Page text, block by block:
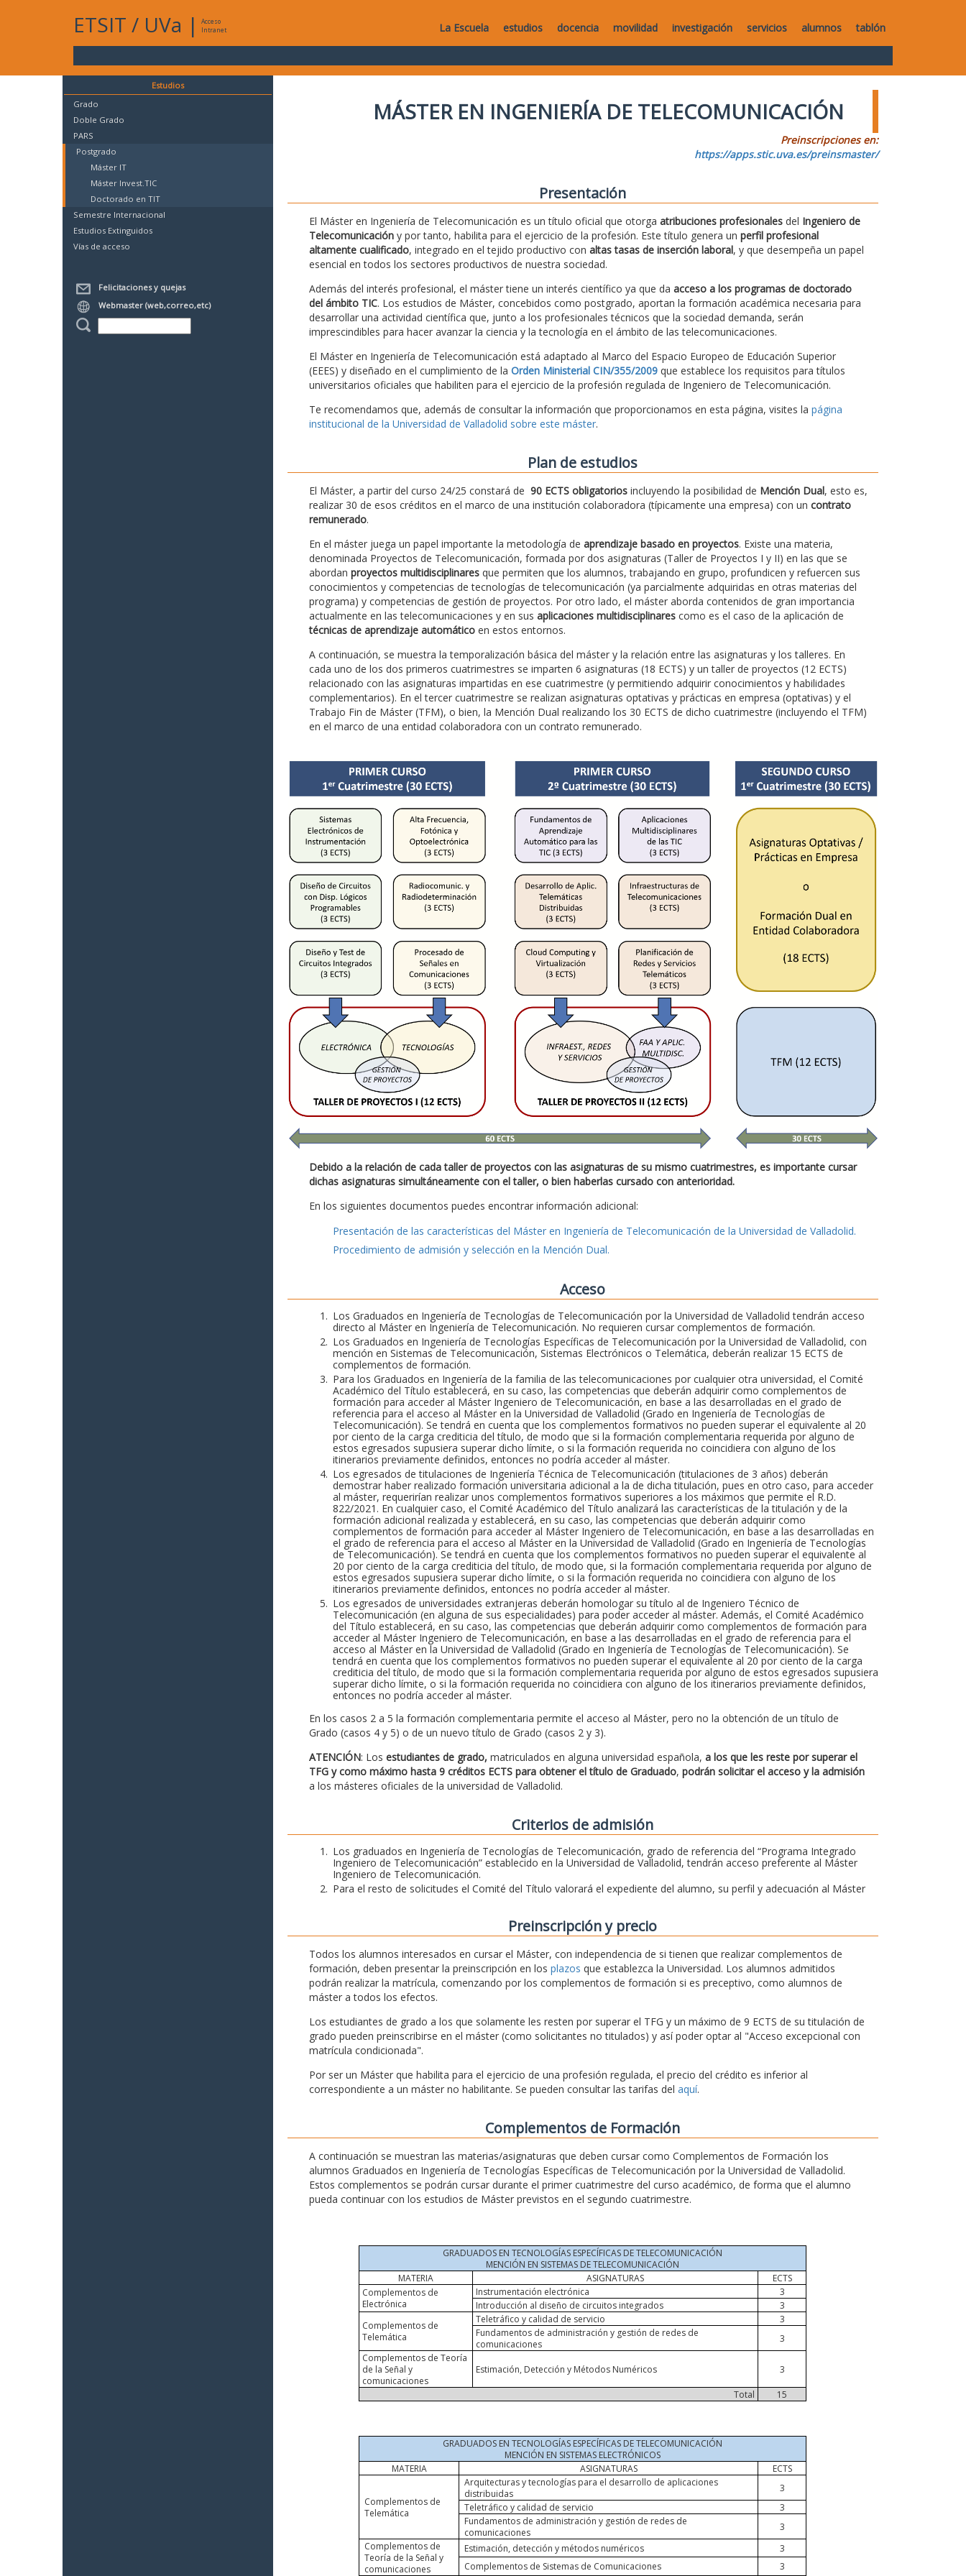
ETSIT / UVa |
Acceso
Intranet
La Escuela estudios docencia movilidad investigación servicios alumnos tablón
Estudios
Grado
Doble Grado
PARS
Postgrado
Máster IT
Máster Invest.TIC
Doctorado en TIT
Semestre Internacional
Estudios Extinguidos
Vías de acceso
Felicitaciones y quejas
Webmaster (web,correo,etc)
MÁSTER EN INGENIERÍA DE TELECOMUNICACIÓN
Preinscripciones en:
https://apps.stic.uva.es/preinsmaster/
Presentación
El Máster en Ingeniería de Telecomunicación es un título oficial que otorga atribuciones profesionalesdel Ingeniero de
Telecomunicacióny por tanto, habilita para el ejercicio de la profesión. Este título genera un perfil profesional
altamente cualificado, integrado en el tejido productivo con altas tasas de inserción laboral, y que desempeña un papel
esencial en todos los sectores productivos de nuestra sociedad.
Además del interés profesional, el máster tiene un interés científico ya que da acceso a los programas de doctorado
del ámbito TIC. Los estudios de Máster, concebidos como postgrado, aportan la formación académica necesaria para
desarrollar una actividad científica que, junto a los profesionales técnicos que la sociedad demanda, serán
imprescindibles para hacer avanzar la ciencia y la tecnología en el ámbito de las telecomunicaciones.
El Máster en Ingeniería de Telecomunicación está adaptado al Marco del Espacio Europeo de Educación Superior
(EEES) y diseñado en el cumplimiento de la Orden Ministerial CIN/355/2009que establece los requisitos para títulos
universitarios oficiales que habiliten para el ejercicio de la profesión regulada de Ingeniero de Telecomunicación.
Te recomendamos que, además de consultar la información que proporcionamos en esta página, visites la página
institucional de la Universidad de Valladolid sobre este máster.
Plan de estudios
El Máster, a partir del curso 24/25 constará de 90 ECTS obligatorios incluyendo la posibilidad de Mención Dual, esto es,
realizar 30 de esos créditos en el marco de una institución colaboradora (típicamente una empresa) con un contrato
remunerado.
En el máster juega un papel importante la metodología de aprendizaje basado en proyectos. Existe una materia,
denominada Proyectos de Telecomunicación, formada por dos asignaturas (Taller de Proyectos I y II) en las que se
abordan proyectos multidisciplinaresque permiten que los alumnos, trabajando en grupo, profundicen y refuercen sus
conocimientos y competencias de tecnologías de telecomunicación (ya parcialmente adquiridas en otras materias del
programa) y competencias de gestión de proyectos. Por otro lado, el máster aborda contenidos de gran importancia
actualmente en las telecomunicaciones y en sus aplicaciones multidisciplinarescomo es el caso de la aplicación de
técnicas de aprendizaje automáticoen estos entornos.
A continuación, se muestra la temporalización básica del máster y la relación entre las asignaturas y los talleres. En
cada uno de los dos primeros cuatrimestres se imparten 6 asignaturas (18 ECTS) y un taller de proyectos (12 ECTS)
relacionado con las asignaturas impartidas en ese cuatrimestre (y permitiendo adquirir conocimientos y habilidades
complementarios). En el tercer cuatrimestre se realizan asignaturas optativas y prácticas en empresa (optativas) y el
Trabajo Fin de Máster (TFM), o bien, la Mención Dual realizando los 30 ECTS de dicho cuatrimestre (incluyendo el TFM)
en el marco de una entidad colaboradora con un contrato remunerado.
Debido a la relación de cada taller de proyectos con las asignaturas de su mismo cuatrimestres, es importante cursar
dichas asignaturas simultáneamente con el taller, o bien haberlas cursado con anterioridad.
En los siguientes documentos puedes encontrar información adicional:
Presentación de las características del Máster en Ingeniería de Telecomunicación de la Universidad de Valladolid.
Procedimiento de admisión y selección en la Mención Dual.
Acceso
Los Graduados en Ingeniería de Tecnologías de Telecomunicación por la Universidad de Valladolid tendrán acceso
directo al Máster en Ingeniería de Telecomunicación. No requieren cursar complementos de formación.
Los Graduados en Ingeniería de Tecnologías Específicas de Telecomunicación por la Universidad de Valladolid, con
mención en Sistemas de Telecomunicación, Sistemas Electrónicos o Telemática, deberán realizar 15 ECTS de
complementos de formación.
Para los Graduados en Ingeniería de la familia de las telecomunicaciones por cualquier otra universidad, el Comité
Académico del Título establecerá, en su caso, las competencias que deberán adquirir como complementos de
formación para acceder al Máster Ingeniero de Telecomunicación, en base a las desarrolladas en el grado de
referencia para el acceso al Máster en la Universidad de Valladolid (Grado en Ingeniería de Tecnologías de
Telecomunicación). Se tendrá en cuenta que los complementos formativos no pueden superar el equivalente al 20
por ciento de la carga crediticia del título, de modo que si la formación complementaria requerida por alguno de
estos egresados supusiera superar dicho límite, o si la formación requerida no coincidiera con alguno de los
itinerarios previamente definidos, entonces no podría acceder al máster.
Los egresados de titulaciones de Ingeniería Técnica de Telecomunicación (titulaciones de 3 años) deberán
demostrar haber realizado formación universitaria adicional a la de dicha titulación, pues en otro caso, para acceder
al máster, requerirían realizar unos complementos formativos superiores a los máximos que permite el R.D.
822/2021. En cualquier caso, el Comité Académico del Título analizará las características de la titulación y de la
formación adicional realizada y establecerá, en su caso, las competencias que deberán adquirir como
complementos de formación para acceder al Máster Ingeniero de Telecomunicación, en base a las desarrolladas en
el grado de referencia para el acceso al Máster en la Universidad de Valladolid (Grado en Ingeniería de Tecnologías
de Telecomunicación). Se tendrá en cuenta que los complementos formativos no pueden superar el equivalente al
20 por ciento de la carga crediticia del título, de modo que, si la formación complementaria requerida por alguno de
estos egresados supusiera superar dicho límite, o si la formación requerida no coincidiera con alguno de los
itinerarios previamente definidos, entonces no podría acceder al máster.
Los egresados de universidades extranjeras deberán homologar su título al de Ingeniero Técnico de
Telecomunicación (en alguna de sus especialidades) para poder acceder al máster. Además, el Comité Académico
del Título establecerá, en su caso, las competencias que deberán adquirir como complementos de formación para
acceder al Máster Ingeniero de Telecomunicación, en base a las desarrolladas en el grado de referencia para el
acceso al Máster en la Universidad de Valladolid (Grado en Ingeniería de Tecnologías de Telecomunicación). Se
tendrá en cuenta que los complementos formativos no pueden superar el equivalente al 20 por ciento de la carga
crediticia del título, de modo que si la formación complementaria requerida por alguno de estos egresados supusiera
superar dicho límite, o si la formación requerida no coincidiera con alguno de los itinerarios previamente definidos,
entonces no podría acceder al máster.
En los casos 2 a 5 la formación complementaria permite el acceso al Máster, pero no la obtención de un título de
Grado (casos 4 y 5) o de un nuevo título de Grado (casos 2 y 3).
ATENCIÓN: Los estudiantes de grado, matriculados en alguna universidad española, a los que les reste por superar el
TFG y como máximo hasta 9 créditos ECTS para obtener el título de Graduado, podrán solicitar el acceso y la admisión
a los másteres oficiales de la universidad de Valladolid.
Criterios de admisión
Los graduados en Ingeniería de Tecnologías de Telecomunicación, grado de referencia del “Programa Integrado
Ingeniero de Telecomunicación” establecido en la Universidad de Valladolid, tendrán acceso preferente al Máster
Ingeniero de Telecomunicación.
Para el resto de solicitudes el Comité del Título valorará el expediente del alumno, su perfil y adecuación al Máster
Preinscripción y precio
Todos los alumnos interesados en cursar el Máster, con independencia de si tienen que realizar complementos de
formación, deben presentar la preinscripción en los plazos que establezca la Universidad. Los alumnos admitidos
podrán realizar la matrícula, comenzando por los complementos de formación si es preceptivo, como alumnos de
máster a todos los efectos.
Los estudiantes de grado a los que solamente les resten por superar el TFG y un máximo de 9 ECTS de su titulación de
grado pueden preinscribirse en el máster (como solicitantes no titulados) y así poder optar al "Acceso excepcional con
matrícula condicionada".
Por ser un Máster que habilita para el ejercicio de una profesión regulada, el precio del crédito es inferior al
correspondiente a un máster no habilitante. Se pueden consultar las tarifas del aquí.
Complementos de Formación
A continuación se muestran las materias/asignaturas que deben cursar como Complementos de Formación los
alumnos Graduados en Ingeniería de Tecnologías Específicas de Telecomunicación por la Universidad de Valladolid.
Estos complementos se podrán cursar durante el primer cuatrimestre del curso académico, de forma que el alumno
pueda continuar con los estudios de Máster previstos en el segundo cuatrimestre.
GRADUADOS EN TECNOLOGÍAS ESPECÍFICAS DE TELECOMUNICACIÓN
MENCIÓN EN SISTEMAS DE TELECOMUNICACIÓN
MATERIA
ASIGNATURAS
ECTS
Complementos de
Electrónica
Instrumentación electrónica
3
Introducción al diseño de circuitos integrados
3
Complementos de
Telemática
Teletráfico y calidad de servicio
3
Fundamentos de administración y gestión de redes de
comunicaciones
3
Complementos de Teoría
de la Señal y
comunicaciones
Estimación, Detección y Métodos Numéricos 3
Total 15
GRADUADOS EN TECNOLOGÍAS ESPECÍFICAS DE TELECOMUNICACIÓN
MENCIÓN EN SISTEMAS ELECTRÓNICOS
MATERIA
ASIGNATURAS ECTS
Complementos de
Telemática
Arquitecturas y tecnologías para el desarrollo de aplicaciones
distribuidas
3
Teletráfico y calidad de servicio
3
Fundamentos de administración y gestión de redes de
comunicaciones
3
Complementos de
Teoría de la Señal y
comunicaciones
Estimación, detección y métodos numéricos
3
Complementos de Sistemas de Comunicaciones
3